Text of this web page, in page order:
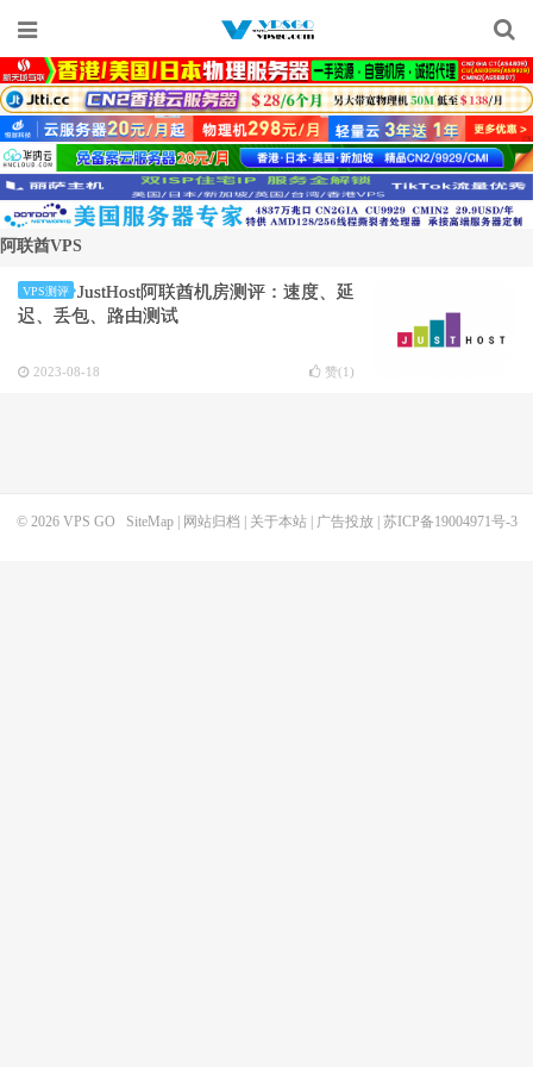
阿联酋VPS
VPS测评
JustHost阿联酋机房测评：速度、延
迟、丢包、路由测试
2023-08-18 赞(1 )
© 2026 VPS GO SiteMap| 网站归档 关于本站| 广告投放| 苏ICP备19004971号-3